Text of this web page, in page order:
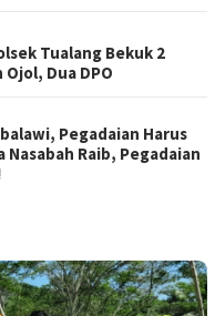
Tualang Bekuk 2
Dua DPO
Pegadaian Harus
Raib, Pegadaian